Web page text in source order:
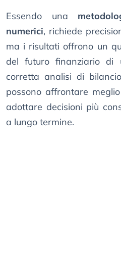
Essendo una
numerici, richiede
ma i risultati offrono un
del futuro finanziario di
corretta analisi di
possono affrontare
adottare decisioni più
a lungo termine.